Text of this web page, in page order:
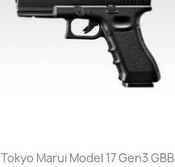
Snabbvy
Tokyo Marui Model 17 Gen3 GBB